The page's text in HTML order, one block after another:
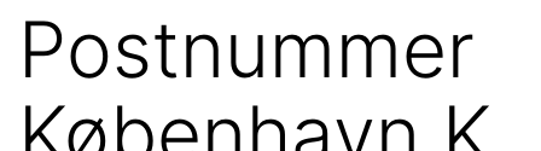
Postnummer